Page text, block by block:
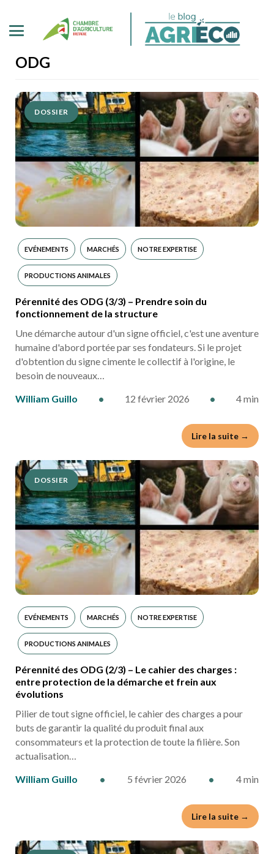
ODG
DOSSIER
EVÉNEMENTS MARCHÉS NOTRE EXPERTISE
PRODUCTIONS ANIMALES
Pérennité des ODG (3/3) – Prendre soin du
fonctionnement de la structure
Une démarche autour d'un signe officiel, c'est une aventure
humaine d'abord portée par ses fondateurs. Si le projet
d'obtention du signe cimente le collectif à l'origine, le
besoin de nouveaux…
William Guillo
• 12 février 2026 • 4 min
Lire la suite →
DOSSIER
EVÉNEMENTS MARCHÉS NOTRE EXPERTISE
PRODUCTIONS ANIMALES
Pérennité des ODG (2/3) – Le cahier des charges :
entre protection de la démarche et frein aux
évolutions
Pilier de tout signe officiel, le cahier des charges a pour
buts de garantir la qualité du produit final aux
consommateurs et la protection de toute la filière. Son
actualisation…
William Guillo
• 5 février 2026 • 4 min
Lire la suite →